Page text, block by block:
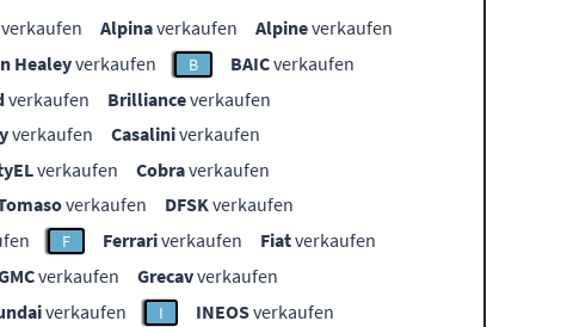
verkaufen Alpinaverkaufen Alpineverkaufen
Healeyverkaufen B BAICverkaufen
verkaufen Brillianceverkaufen
verkaufen Casaliniverkaufen
verkaufen Cobraverkaufen
verkaufen DFSKverkaufen
F Ferrariverkaufen Fiatverkaufen
verkaufen Grecavverkaufen
verkaufen I INEOSverkaufen